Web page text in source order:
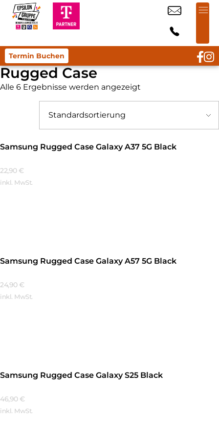
Termin Buchen
Rugged Case
Alle 6 Ergebnisse werden angezeigt
Samsung Rugged Case Galaxy A37 5G Black
22,90 €
inkl. MwSt.
Samsung Rugged Case Galaxy A57 5G Black
24,90 €
inkl. MwSt.
Samsung Rugged Case Galaxy S25 Black
46,90 €
inkl. MwSt.